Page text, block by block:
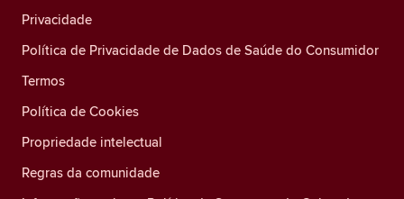
Privacidade
Política de Privacidade de Dados de Saúde do Consumidor
Termos
Política de Cookies
Propriedade intelectual
Regras da comunidade